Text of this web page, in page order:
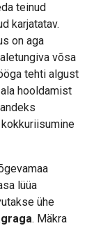
teinud
karjatatav.
on aga
võsa
tehti algust
hooldamist
lüüa
ühe
. Mäkra